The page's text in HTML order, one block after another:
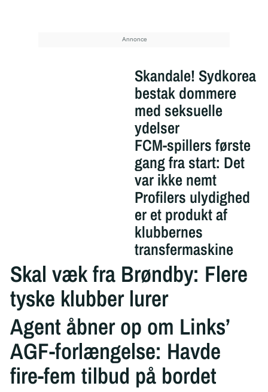
Skandale! Sydkorea
bestak dommere
med seksuelle
ydelser
FCM-spillers første
gang fra start: Det
var ikke nemt
Profilers ulydighed
er et produkt af
klubbernes
transfermaskine
Skal væk fra Brøndby: Flere
tyske klubber lurer
Agent åbner op om Links’
AGF-forlængelse: Havde
fire-fem tilbud på bordet